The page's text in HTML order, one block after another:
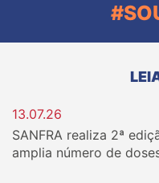
13.07.26
SANFRA realiza 2ª
amplia número de